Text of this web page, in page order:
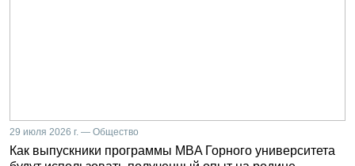
29 июля 2026 г. — Общество
Как выпускники программы MBA Горного университета